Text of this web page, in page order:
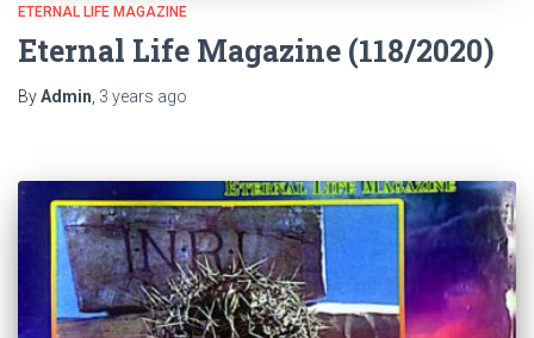
ETERNAL LIFE MAGAZINE
Eternal Life Magazine (118/2020)
ByAdmin 3 years ago